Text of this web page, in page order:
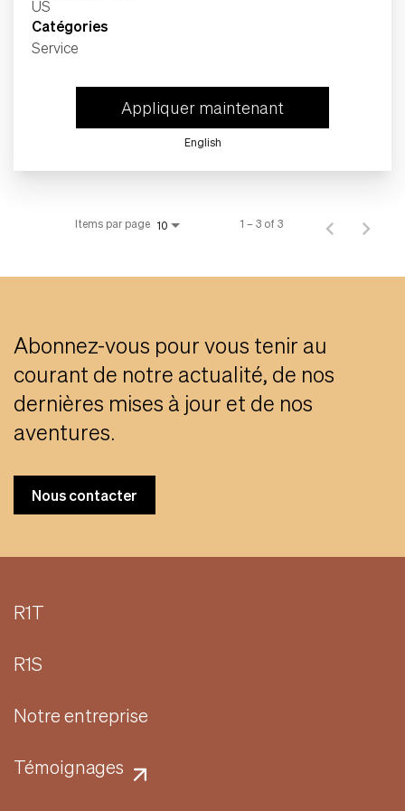
Catégories
Service
Appliquer maintenant
English
Items par page 10 1 – 3 of 3
Abonnez-vous pour vous tenir au
courant de notre actualité, de nos
dernières mises à jour et de nos
aventures.
Nous contacter
R1T
R1S
Notre entreprise
Témoignages